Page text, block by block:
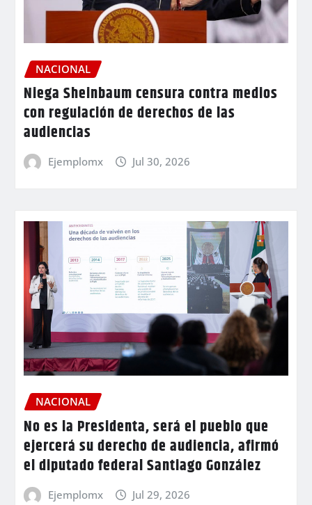
NACIONAL
Niega Sheinbaum censura contra medios
con regulación de derechos de las
audiencias
Ejemplomx Jul 30, 2026
NACIONAL
No es la Presidenta, será el pueblo que
ejercerá su derecho de audiencia, afirmó
el diputado federal Santiago González
Ejemplomx Jul 29, 2026